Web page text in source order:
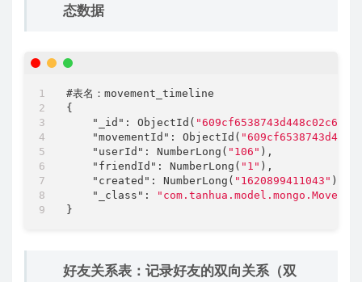
态数据
#表名：movement_timeline
{
"_id" : ObjectId(
"movementId" : ObjectId(
"userId" : NumberLong( "106" ),
"friendId" : NumberLong( "1" ),
"created" : NumberLong( "1620899411043" ),
"_class" :
好友关系表：记录好友的双向关系（双